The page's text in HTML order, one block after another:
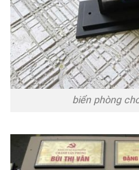
biển phòng